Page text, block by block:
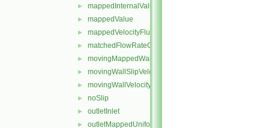
► mappedInternalValue
► mappedValue
► mappedVelocityFlux
► matchedFlowRateOutletVelocity
► movingMappedWallVelocity
► movingWallSlipVelocity
► movingWallVelocity
► noSlip
► outletInlet
► outletMappedUniformInlet